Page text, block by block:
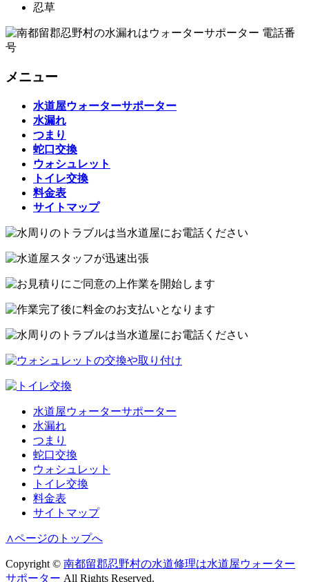
忍草
メニュー
水道屋ウォーターサポーター
水漏れ
つまり
蛇口交換
ウォシュレット
トイレ交換
料金表
サイトマップ
水道屋ウォーターサポーター
水漏れ
つまり
蛇口交換
ウォシュレット
トイレ交換
料金表
サイトマップ
∧ページのトップへ
Copyright © 南都留郡忍野村の水道修理は水道屋ウォーター
サポーター All Rights Reserved.